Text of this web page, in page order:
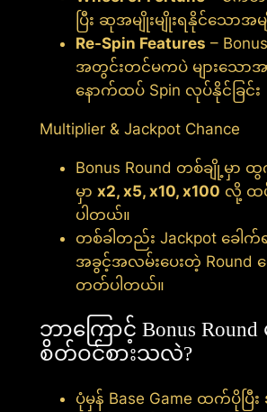
ပြီး ဆုအမျိုးမျိုးရနိုင်သောအမ
Re-Spin Features –
အတွင်းတင်မကပဲ များသောအာ
နောက်ထပ် Spin လုပ်နိုင်ခြင်း
Multiplier & Jackpot Chance
Bonus Round တစ်ချို့မှ
မှာ x2, x5, x10, x100 လို့ ထ
ပါတယ်။
တစ်ခါတည်း Jackpot ခေါက်
အခွင့်အလမ်းပေးတဲ့ Round
တတ်ပါတယ်။
ဘာကြောင့် Bonus
စိတ်ဝင်စားသလဲ?
ပုံမှန် Base Game ထက်ပိုပြီး